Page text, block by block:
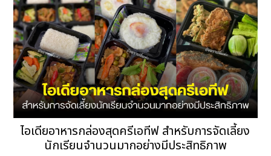
ไอเดียอาหารกล่องสุดครีเอทีฟ สำหรับการจัดเลี้ยง
นักเรียนจำนวนมากอย่างมีประสิทธิภาพ